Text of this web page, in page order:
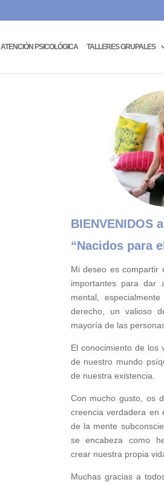
ATENCIÓN PSICOLÓGICA TALLERES GRUPALES
BIENVENIDOS
“Nacidos para
Mi deseo es compartir
importantes para dar
mental,
derecho, un valioso
mayoría de las
El conocimiento de los
de nuestro mundo
de nuestra existencia.
Con mucho gusto, os
creencia verdadera
de la mente
se encabeza como
crear nuestra propia
Muchas gracias a